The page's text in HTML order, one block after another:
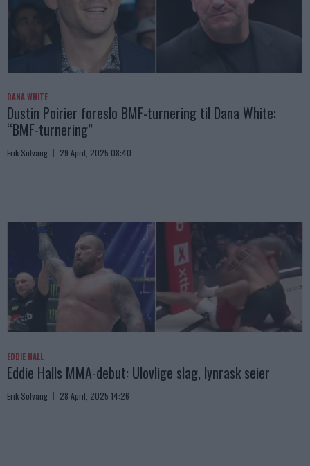
DANA WHITE
Dustin Poirier foreslo BMF-turnering til Dana White:
“BMF-turnering”
Erik Solvang 29 April, 2025 08:40
EDDIE HALL
Eddie Halls MMA-debut: Ulovlige slag, lynrask seier
Erik Solvang 28 April, 2025 14:26